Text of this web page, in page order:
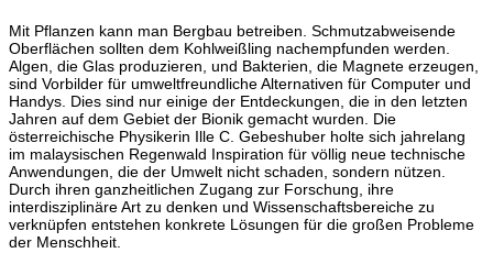
Mit Pflanzen kann man Bergbau betreiben. Schmutzabweisende
Oberflächen sollten dem Kohlweißling nachempfunden werden.
Algen, die Glas produzieren, und Bakterien, die Magnete erzeugen,
sind Vorbilder für umweltfreundliche Alternativen für Computer und
Handys. Dies sind nur einige der Entdeckungen, die in den letzten
Jahren auf dem Gebiet der Bionik gemacht wurden. Die
österreichische Physikerin Ille C. Gebeshuber holte sich jahrelang
im malaysischen Regenwald Inspiration für völlig neue technische
Anwendungen, die der Umwelt nicht schaden, sondern nützen.
Durch ihren ganzheitlichen Zugang zur Forschung, ihre
interdisziplinäre Art zu denken und Wissenschaftsbereiche zu
verknüpfen entstehen konkrete Lösungen für die großen Probleme
der Menschheit.